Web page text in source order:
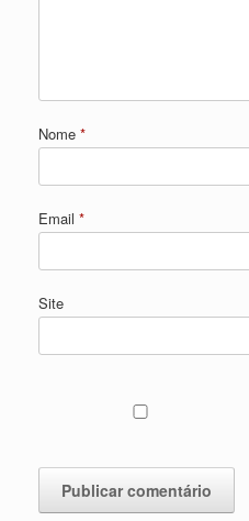
Nome *
Email *
Site